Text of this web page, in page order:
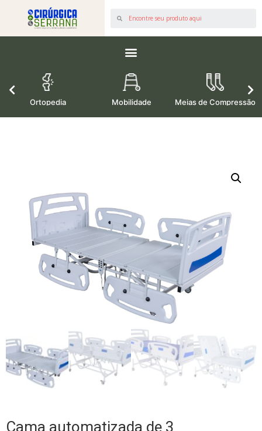
Ortopedia Mobilidade Meias de Compressão
Cama automatizada de 3